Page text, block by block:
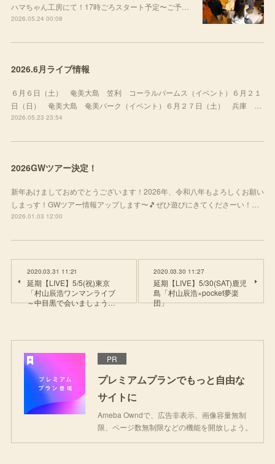
ハマちゃん工房にて！17時ごろスタート予定〜ご予…
2026.05.24 00:08
2026.6月ライブ情報
６月６日（土） 奄美大島 笠利 コーラルパームス（イベント）６月２１
日（日） 奄美大島 奄美パーク（イベント）６月２７日（土） 兵庫 …
2026.05.23 23:54
2026GWツアー決定！
新年あけましておめでとうございます！2026年、令和八年もよろしくお願い
しまっす！GWツアー情報アップします〜🎵ぜひ遊びにきてくださーい！…
2026.01.03 12:00
2020.03.31 11:21
延期【LIVE】5/5(祝)東京
「村山辰浩ワンマンライブ
～中目黒で会いましょう…
2020.03.30 11:27
延期【LIVE】5/30(SAT)鹿児
島「村山辰浩×pocket夢楽
団」
PR
プレミアムプランでもっと自由な
サイトに
Ameba Owndで、広告非表示、画像容量無制
限、ページ数無制限などの機能を開放しよう。